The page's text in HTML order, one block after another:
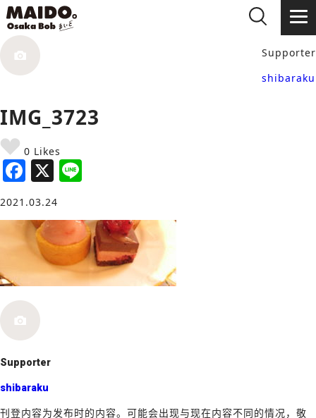
Supporter
shibaraku
IMG_3723
0 Likes
F
a
c
e
b
o
o
k
X
e
2021.03.24
Supporter
shibaraku
刊登内容为发布时的内容。可能会出现与现在内容不同的情况，敬